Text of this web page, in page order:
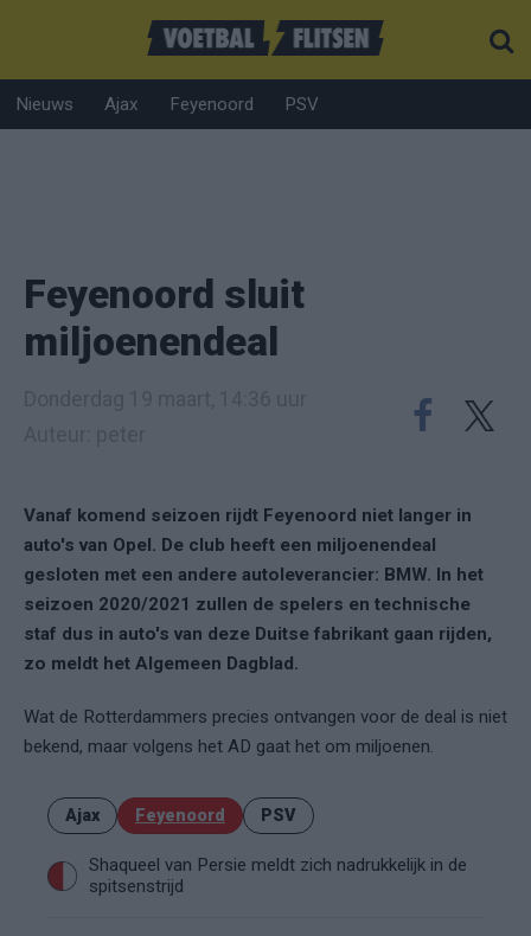
Nieuws Ajax Feyenoord PSV
Feyenoord sluit
miljoenendeal
Vanaf komend seizoen rijdt Feyenoord niet langer in
auto's van Opel. De club heeft een miljoenendeal
gesloten met een andere autoleverancier: BMW. In het
seizoen 2020/2021 zullen de spelers en technische
staf dus in auto's van deze Duitse fabrikant gaan rijden,
zo meldt het Algemeen Dagblad.
Wat de Rotterdammers precies ontvangen voor de deal is niet
bekend, maar volgens het AD gaat het om miljoenen.
Ajax Feyenoord PSV
Shaqueel van Persie meldt zich nadrukkelijk in de
spitsenstrijd